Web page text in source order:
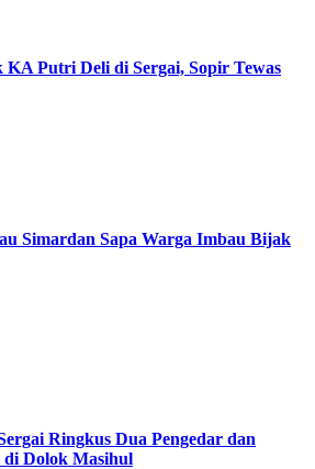
Putri Deli di Sergai, Sopir Tewas
Simardan Sapa Warga Imbau Bijak
Ringkus Dua Pengedar dan
di Dolok Masihul